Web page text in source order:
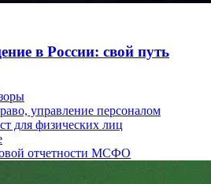
в России: свой путь
управление персоналом
для физических лиц
отчетности МСФО